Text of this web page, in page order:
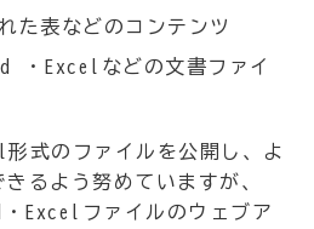
た表などのコンテンツ
・Excelなどの文書ファイ
式のファイルを公開し、よ
るよう努めていますが、
・Excelファイルのウェブア